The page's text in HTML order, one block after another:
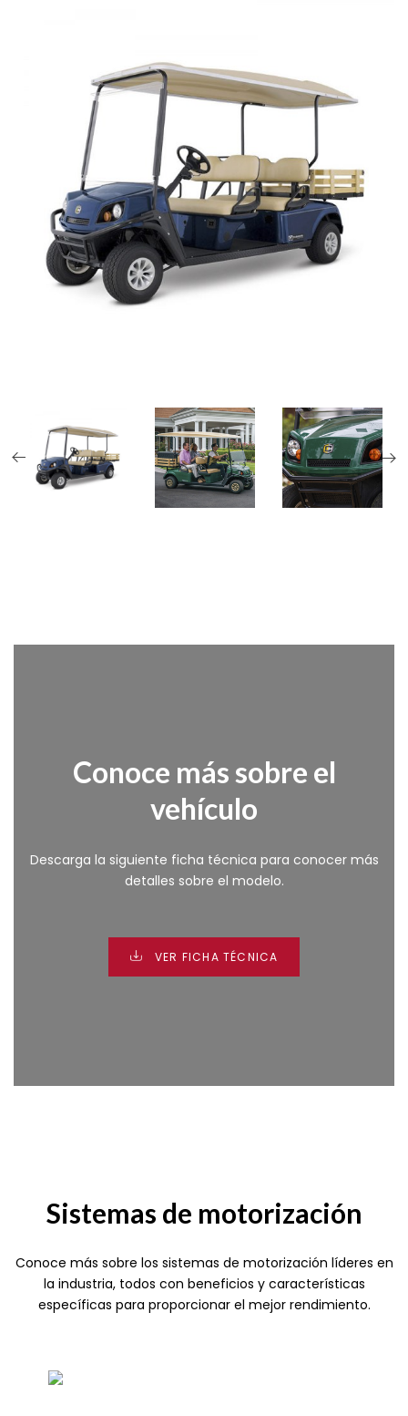
Conoce más sobre el
vehículo
Descarga la siguiente ficha técnica para conocer más
detalles sobre el modelo.
VER FICHA TÉCNICA
Sistemas de motorización
Conoce más sobre los sistemas de motorización líderes en
la industria, todos con beneficios y características
específicas para proporcionar el mejor rendimiento.